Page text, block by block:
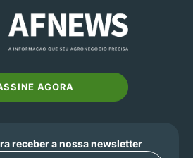
AGORA
receber a nossa newsletter